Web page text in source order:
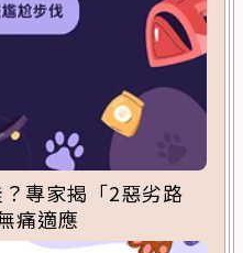
專家揭「2惡劣路
痛適應